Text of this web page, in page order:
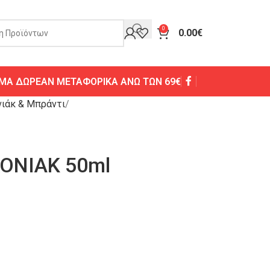
0 0.00€
ΔΩΡΕΑΝ ΜΕΤΑΦΟΡΙΚΑ ΑΝΩ ΤΩΝ 69€
& Μπράντι
50ml